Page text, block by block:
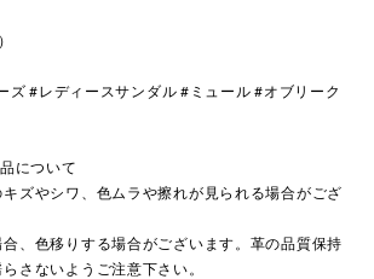
ズ #レディースサンダル #ミュール #オブリーク
について
ズやシワ、色ムラや擦れが見られる場合がござ
、色移りする場合がございます。革の品質保持
さないようご注意下さい。